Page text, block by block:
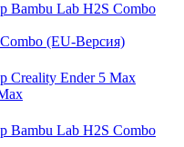
(EU-Версия)